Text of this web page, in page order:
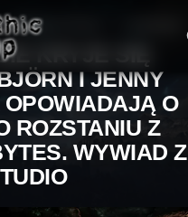
PUBLICYSTYKA
KRYJE SIĘ
I JENNY
OPOWIADAJĄ O
ROZSTANIU Z
WYWIAD Z